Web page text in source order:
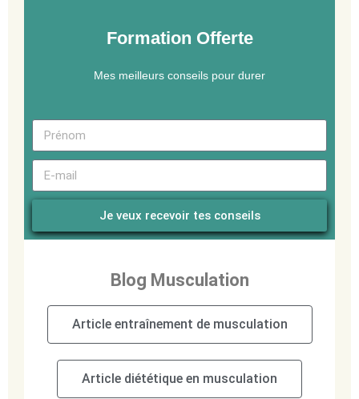
Formation Offerte
Mes meilleurs conseils pour durer
Je veux recevoir tes conseils
Blog Musculation
Article entraînement de musculation
Article diététique en musculation